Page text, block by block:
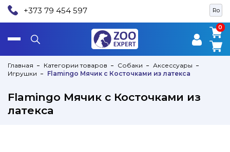
Ro
+373 79 454 597
0
0
Главная Категории товаров Собаки
Аксессуары
Игрушки
Flamingo Мячик с Косточками из латекса
Flamingo Мячик с Косточками из
латекса